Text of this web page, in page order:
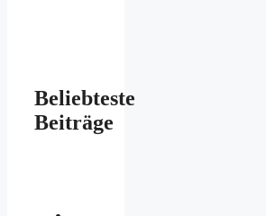
Beliebteste
Beiträge